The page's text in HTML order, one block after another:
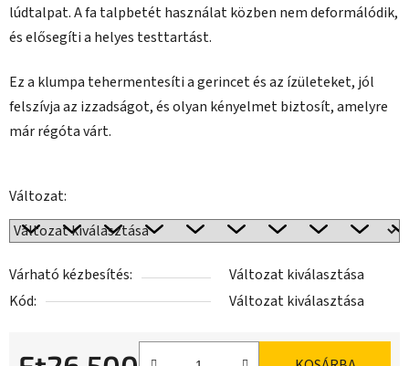
lúdtalpat. A fa talpbetét használat közben nem deformálódik,
és elősegíti a helyes testtartást.
Ez a klumpa tehermentesíti a gerincet és az ízületeket, jól
felszívja az izzadságot, és olyan kényelmet biztosít, amelyre
már régóta várt.
Változat:
Várható kézbesítés:
Változat kiválasztása
Kód:
Változat kiválasztása